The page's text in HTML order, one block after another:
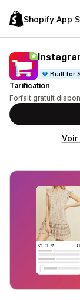
Shopify App
Built for
Tarification
Forfait gratuit